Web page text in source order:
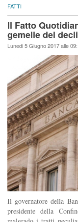
FATTI
Il Fatto
gemelle del
Lunedi 5 Giugno 2017 alle
Il governatore della
presidente della